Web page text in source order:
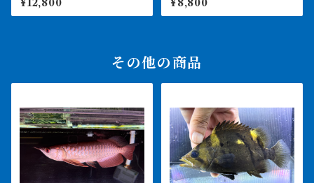
¥12,800 ¥8,800
その他の商品